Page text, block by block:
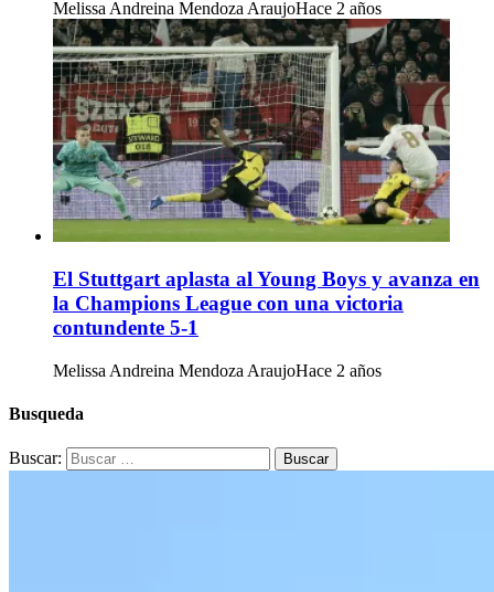
Melissa Andreina Mendoza AraujoHace 2 años
El Stuttgart aplasta al Young Boys y avanza en
la Champions League con una victoria
contundente 5-1
Melissa Andreina Mendoza AraujoHace 2 años
Busqueda
Buscar: